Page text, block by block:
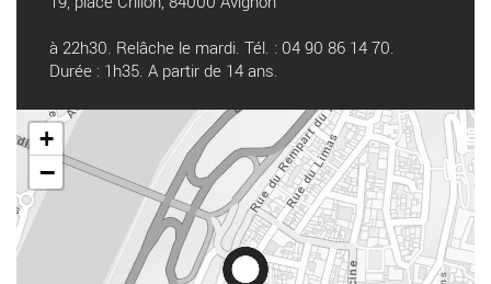
à 22h30. Relâche le mardi. Tél. : 04 90 86 14 70.
Durée : 1h35. A partir de 14 ans.
+
−